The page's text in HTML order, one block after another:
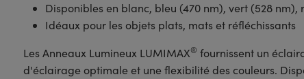
Disponibles en blanc, bleu (470 nm), vert (528 nm),
Idéaux pour les objets plats, mats et réfléchissants
Les Anneaux Lumineux LUMIMAX® fournissent un
d'éclairage optimale et une flexibilité des couleurs.